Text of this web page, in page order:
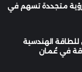
متجددة تسهم في
للطاقة الهندسية
في عُمان